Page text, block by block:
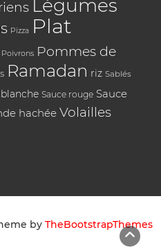
Légumes
Pizza Plat
Poivrons Pommes de
Ramadan riz Sablés
Sauce rouge Sauce
hachée Volailles
by TheBootstrapThemes